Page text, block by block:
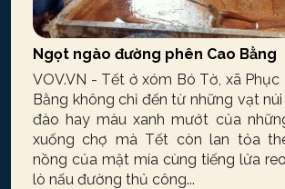
Ngọt ngào đường phên Cao Bằng
VOV.VN - Tết ở xóm Bó Tờ, xã Phục
Bằng không chỉ đến từ những vạt
đào hay màu xanh mướt của
xuống chợ mà Tết còn lan tỏa
nồng của mật mía cùng tiếng lửa
lò nấu đường thủ công...